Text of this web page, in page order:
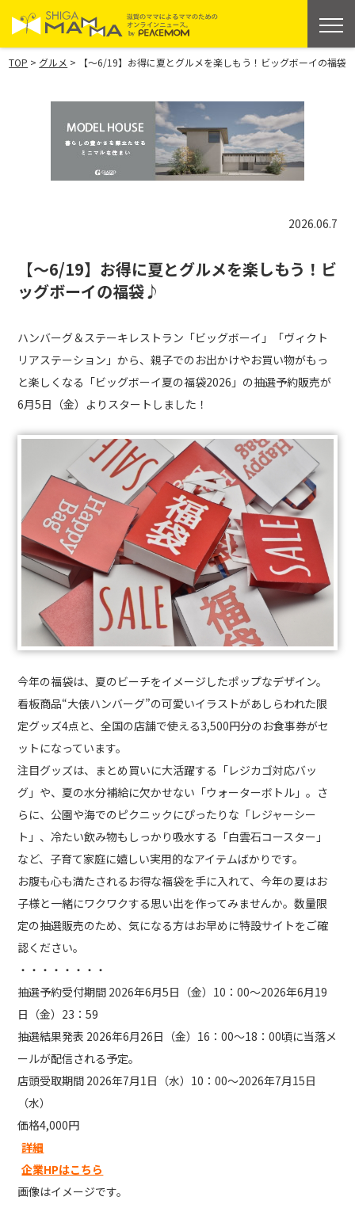
TOP > グルメ > 【～6/19】お得に夏とグルメを楽しもう！ビッグボーイの福袋
2026.06.7
【～6/19】お得に夏とグルメを楽しもう！ビ
ッグボーイの福袋♪
ハンバーグ＆ステーキレストラン「ビッグボーイ」「ヴィクト
リアステーション」から、親子でのお出かけやお買い物がもっ
と楽しくなる「ビッグボーイ夏の福袋2026」の抽選予約販売が
6月5日（金）よりスタートしました！
今年の福袋は、夏のビーチをイメージしたポップなデザイン。
看板商品“大俵ハンバーグ”の可愛いイラストがあしらわれた限
定グッズ4点と、全国の店舗で使える3,500円分のお食事券がセ
ットになっています。
注目グッズは、まとめ買いに大活躍する「レジカゴ対応バッ
グ」や、夏の水分補給に欠かせない「ウォーターボトル」。さ
らに、公園や海でのピクニックにぴったりな「レジャーシー
ト」、冷たい飲み物もしっかり吸水する「白雲石コースター」
など、子育て家庭に嬉しい実用的なアイテムばかりです。
お腹も心も満たされるお得な福袋を手に入れて、今年の夏はお
子様と一緒にワクワクする思い出を作ってみませんか。数量限
定の抽選販売のため、気になる方はお早めに特設サイトをご確
認ください。
・・・・・・・・
抽選予約受付期間 2026年6月5日（金）10：00～2026年6月19
日（金）23：59
抽選結果発表 2026年6月26日（金）16：00～18：00頃に当落メ
ールが配信される予定。
店頭受取期間 2026年7月1日（水）10：00～2026年7月15日
（水）
価格4,000円
詳細
企業HPはこちら
画像はイメージです。